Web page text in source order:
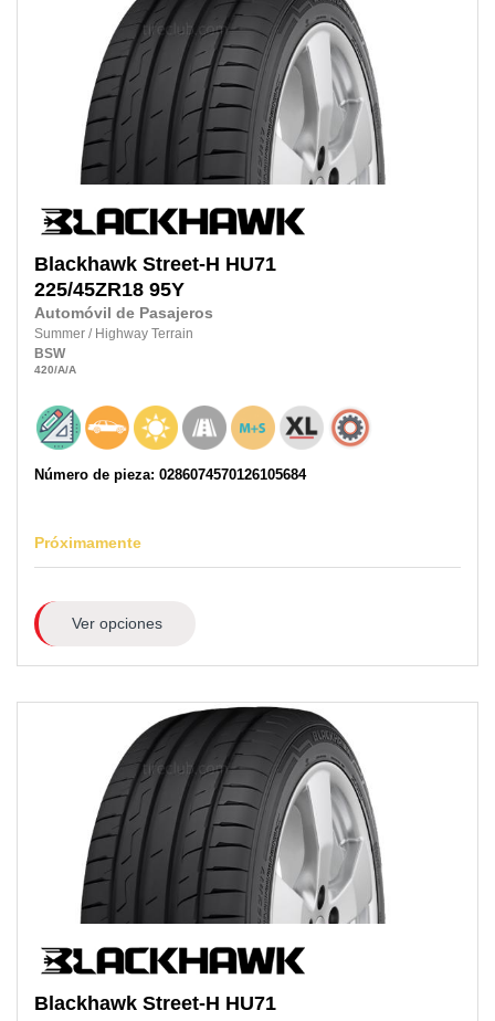
Blackhawk Street-H HU71
225/45ZR18 95Y
Automóvil de Pasajeros
Summer / Highway Terrain
BSW
420/A/A
Número de pieza: 0286074570126105684
Próximamente
Ver opciones
Blackhawk Street-H HU71